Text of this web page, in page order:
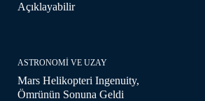
Açıklayabilir
ASTRONOMI VE UZAY
Mars Helikopteri Ingenuity,
Ömrünün Sonuna Geldi